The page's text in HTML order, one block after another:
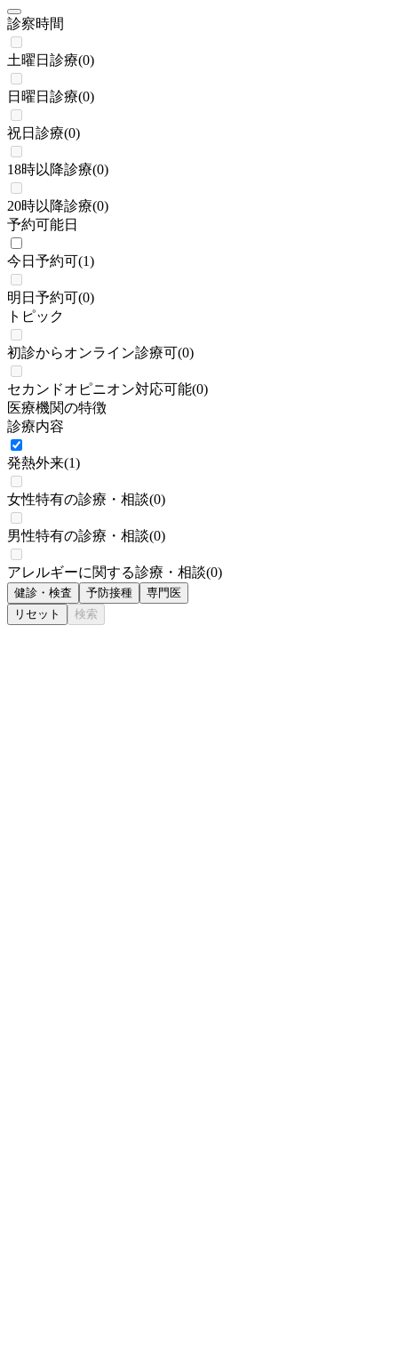
診察時間
土曜日診療(0)
日曜日診療(0)
祝日診療(0)
18時以降診療(0)
20時以降診療(0)
予約可能日
今日予約可(1)
明日予約可(0)
トピック
初診からオンライン診療可(0)
セカンドオピニオン対応可能(0)
医療機関の特徴
診療内容
発熱外来(1)
女性特有の診療・相談(0)
男性特有の診療・相談(0)
アレルギーに関する診療・相談(0)
健診・検査 予防接種
専門医
リセット
検索